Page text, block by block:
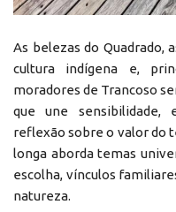
As belezas do Quadrado,
cultura indígena e,
moradores de Trancoso
que une sensibilidade,
reflexão sobre o valor do
longa aborda temas
escolha, vínculos
natureza.